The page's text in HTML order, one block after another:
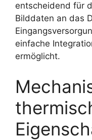
entscheidend für
Bilddaten an das
einfache
ermöglicht.